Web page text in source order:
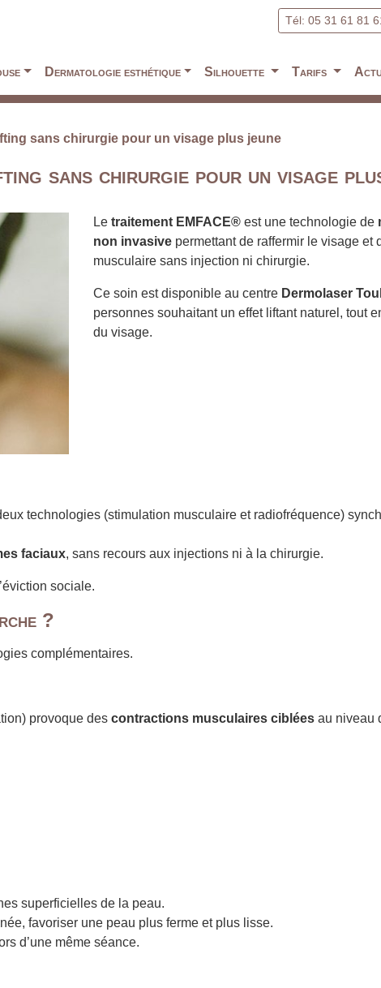
Tél: 05 31 61 81
Dermatologie esthétique Silhouette Tarifs
sans chirurgie pour un visage plus jeune
sans chirurgie pour un visage
Le traitement EMFACE® est une technologie de
non invasive permettant de raffermir le visage et
musculaire sans injection ni chirurgie.
Ce soin est disponible au centre Dermolaser
personnes souhaitant un effet liftant naturel, tout
du visage.
technologies (stimulation musculaire et radiofréquence)
faciaux, sans recours aux injections ni à la chirurgie.
sociale.
?
complémentaires.
provoque des contractions musculaires ciblées au niveau
superficielles de la peau.
favoriser une peau plus ferme et plus lisse.
d’une même séance.